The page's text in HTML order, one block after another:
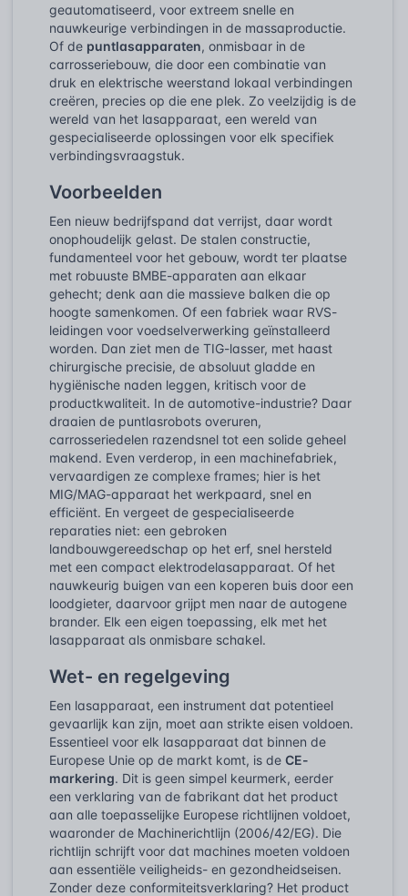
geautomatiseerd, voor extreem snelle en
nauwkeurige verbindingen in de massaproductie.
Of de puntlasapparaten, onmisbaar in de
carrosseriebouw, die door een combinatie van
druk en elektrische weerstand lokaal verbindingen
creëren, precies op die ene plek. Zo veelzijdig is de
wereld van het lasapparaat, een wereld van
gespecialiseerde oplossingen voor elk specifiek
verbindingsvraagstuk.
Voorbeelden
Een nieuw bedrijfspand dat verrijst, daar wordt
onophoudelijk gelast. De stalen constructie,
fundamenteel voor het gebouw, wordt ter plaatse
met robuuste BMBE-apparaten aan elkaar
gehecht; denk aan die massieve balken die op
hoogte samenkomen. Of een fabriek waar RVS-
leidingen voor voedselverwerking geïnstalleerd
worden. Dan ziet men de TIG-lasser, met haast
chirurgische precisie, de absoluut gladde en
hygiënische naden leggen, kritisch voor de
productkwaliteit. In de automotive-industrie? Daar
draaien de puntlasrobots overuren,
carrosseriedelen razendsnel tot een solide geheel
makend. Even verderop, in een machinefabriek,
vervaardigen ze complexe frames; hier is het
MIG/MAG-apparaat het werkpaard, snel en
efficiënt. En vergeet de gespecialiseerde
reparaties niet: een gebroken
landbouwgereedschap op het erf, snel hersteld
met een compact elektrodelasapparaat. Of het
nauwkeurig buigen van een koperen buis door een
loodgieter, daarvoor grijpt men naar de autogene
brander. Elk een eigen toepassing, elk met het
lasapparaat als onmisbare schakel.
Wet- en regelgeving
Een lasapparaat, een instrument dat potentieel
gevaarlijk kan zijn, moet aan strikte eisen voldoen.
Essentieel voor elk lasapparaat dat binnen de
Europese Unie op de markt komt, is de CE-
markering. Dit is geen simpel keurmerk, eerder
een verklaring van de fabrikant dat het product
aan alle toepasselijke Europese richtlijnen voldoet,
waaronder de Machinerichtlijn (2006/42/EG). Die
richtlijn schrijft voor dat machines moeten voldoen
aan essentiële veiligheids- en gezondheidseisen.
Zonder deze conformiteitsverklaring? Het product